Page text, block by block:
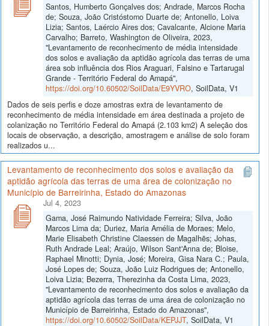
Santos, Humberto Gonçalves dos; Andrade, Marcos Rocha
de; Souza, João Cristóstomo Duarte de; Antonello, Loiva
Lizia; Santos, Laércio Aires dos; Cavalcante, Alcione Maria
Carvalho; Barreto, Washington de Oliveira, 2023,
"Levantamento de reconhecimento de média intensidade
dos solos e avaliação da aptidão agrícola das terras de uma
área sob influência dos Rios Araguari, Falsino e Tartarugal
Grande - Território Federal do Amapá",
https://doi.org/10.60502/SoilData/E9YVRO, SoilData, V1
Dados de seis perfis e doze amostras extra de levantamento de
reconhecimento de média intensidade em área destinada a projeto de
colanização no Território Federal do Amapá (2.103 km2) A seleção dos
locais de observação, a descrição, amostragem e análise de solo foram
realizados u...
Levantamento de reconhecimento dos solos e avaliação da
aptidão agrícola das terras de uma área de colonização no
Município de Barreirinha, Estado do Amazonas
Jul 4, 2023
Gama, José Raimundo Natividade Ferreira; Silva, João
Marcos Lima da; Duriez, Maria Amélia de Moraes; Melo,
Marie Elisabeth Christine Claessen de Magalhẽs; Johas,
Ruth Andrade Leal; Araújo, Wilson Sant'Anna de; Bloise,
Raphael Minotti; Dynia, José; Moreira, Gisa Nara C.; Paula,
José Lopes de; Souza, João Luiz Rodrigues de; Antonello,
Loiva Lizia; Bezerra, Therezinha da Costa Lima, 2023,
"Levantamento de reconhecimento dos solos e avaliação da
aptidão agrícola das terras de uma área de colonização no
Município de Barreirinha, Estado do Amazonas",
https://doi.org/10.60502/SoilData/KEPJJT, SoilData, V1